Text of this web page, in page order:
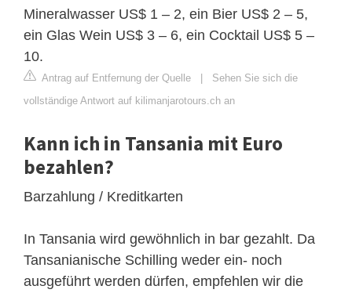
Mineralwasser US$ 1 – 2, ein Bier US$ 2 – 5,
ein Glas Wein US$ 3 – 6, ein Cocktail US$ 5 –
10.
Antrag auf Entfernung der Quelle | Sehen Sie sich die
vollständige Antwort auf kilimanjarotours.ch an
Kann ich in Tansania mit Euro
bezahlen?
Barzahlung / Kreditkarten
In Tansania wird gewöhnlich in bar gezahlt. Da
Tansanianische Schilling weder ein- noch
ausgeführt werden dürfen, empfehlen wir die